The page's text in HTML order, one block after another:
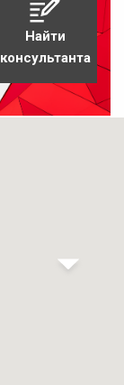
Найти
консультанта